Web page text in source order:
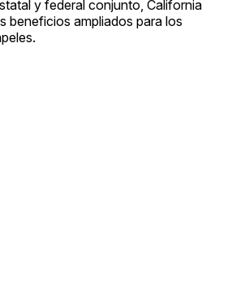
y federal conjunto, California
beneficios ampliados para los